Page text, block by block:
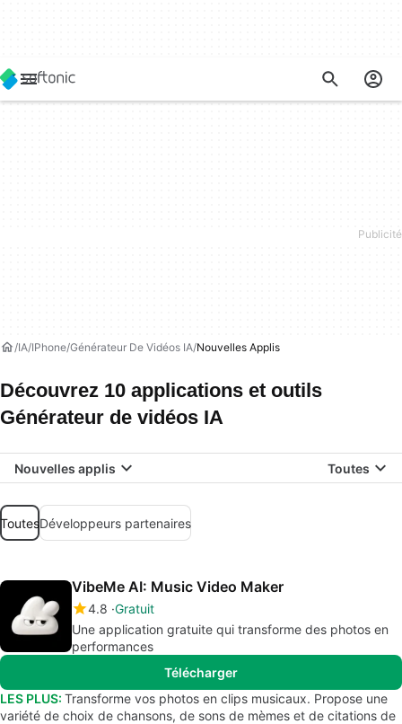
IA IPhone Générateur De Vidéos IA Nouvelles Applis
Découvrez 10 applications et outils
Générateur de vidéos IA
Nouvelles applis Toutes
ToutesDéveloppeurs partenaires
VibeMe AI: Music Video Maker
4.8 Gratuit
Une application gratuite qui transforme des photos en
performances
Télécharger
LES PLUS: Transforme vos photos en clips musicaux. Propose une
variété de choix de chansons, de sons de mèmes et de citations de